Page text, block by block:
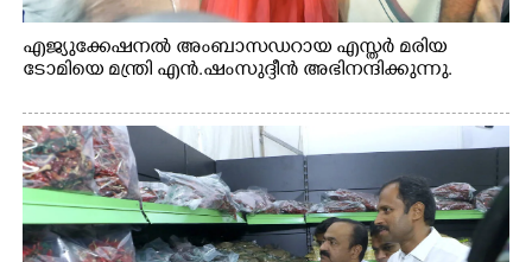
എജ്യുക്കേഷനൽ അംബാസഡറായ എസ്തർ മരിയ
ടോമിയെ മന്ത്രി എൻ.ഷംസുദ്ദീൻ അഭിനന്ദിക്കുന്നു.